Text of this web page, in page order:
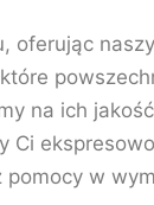
oferując
na ich
Ci
pomocy w